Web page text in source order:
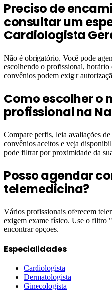
Preciso de
consultar um
Cardiologista
Não é obrigatório. Você pode
escolhendo o profissional,
convênios podem exigir
Como escolher o
profissional na
Compare perfis, leia avaliações
convênios aceitos e veja
pode filtrar por proximidade da
Posso agendar
telemedicina?
Vários profissionais oferecem
exigem exame físico. Use o filtro
encontrar opções.
Especialidades
Cardiologista
Dermatologista
Ginecologista